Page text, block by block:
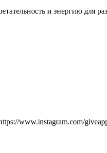
и энергию для
www.instagram.com/